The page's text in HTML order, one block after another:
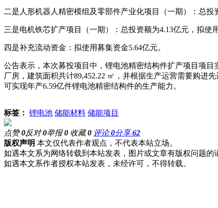
二是人形机器人精密模组及零部件产业化项目（一期）：总投
三是电机铁芯扩产项目（一期）：总投资额为4.13亿元，拟使
四是补充流动资金：拟使用募集资金5.64亿元。
公告表示，本次募投项目中，锂电池精密结构件扩产项目项
厂房，建筑面积共计89,452.22 ㎡，并根据生产运营需要购进
可实现年产6.59亿件锂电池精密结构件的生产能力。
标签： 锂电池 储能材料 储能项目
点赞0反对0举报0 收藏0 评论0分享62
版权声明 本文仅代表作者观点，不代表本站立场。
如遇本文系为网络转载到本站发表，图片或文章有版权问题
如遇本文系作者授权本站发表，未经许可，不得转载。